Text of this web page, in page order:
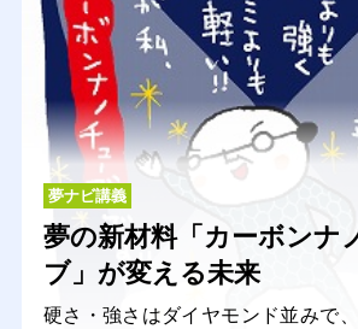
夢ナビ講義
夢の新材料「カーボンナ
ブ」が変える未来
硬さ・強さはダイヤモンド並みで